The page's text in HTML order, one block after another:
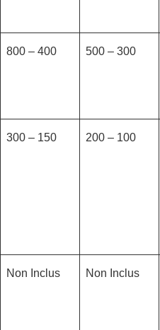
300 – 500
400 – 800
100 – 200
150 – 300
Non Inclus
Non Inclus